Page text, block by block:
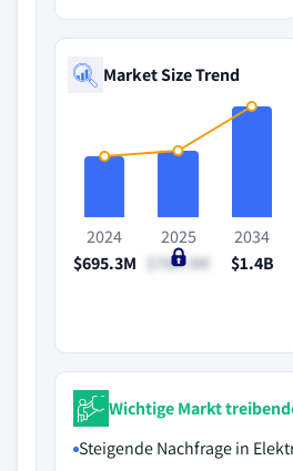
Market Size Trend
2024
$695.3M
2025
$760.9M
2034
$1.4B
Wichtige Markt
Steigende Nachfrage in